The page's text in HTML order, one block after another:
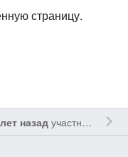
страницу.
назадучастником